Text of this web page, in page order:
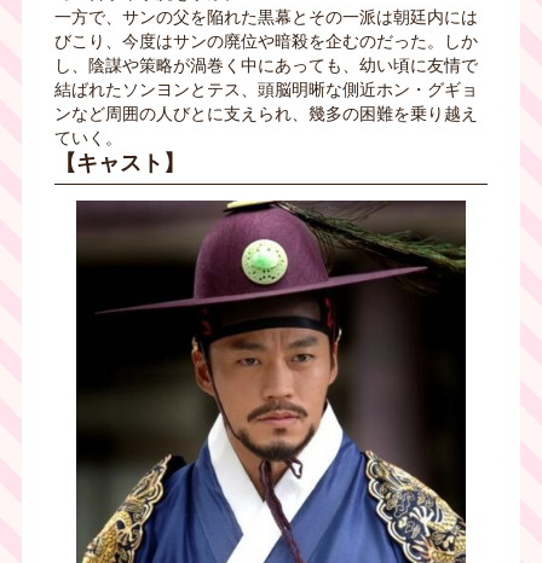
一方で、サンの父を陥れた黒幕とその一派は朝廷内には
びこり、今度はサンの廃位や暗殺を企むのだった。しか
し、陰謀や策略が渦巻く中にあっても、幼い頃に友情で
結ばれたソンヨンとテス、頭脳明晰な側近ホン・グギョ
ンなど周囲の人びとに支えられ、幾多の困難を乗り越え
ていく。
【キャスト】